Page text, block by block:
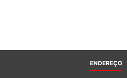
ENDEREÇO